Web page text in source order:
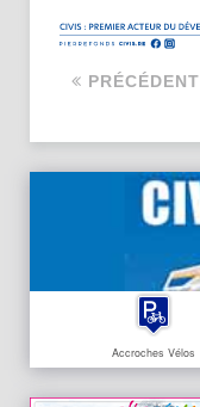
PRÉCÉDENT
Accroches Vélos